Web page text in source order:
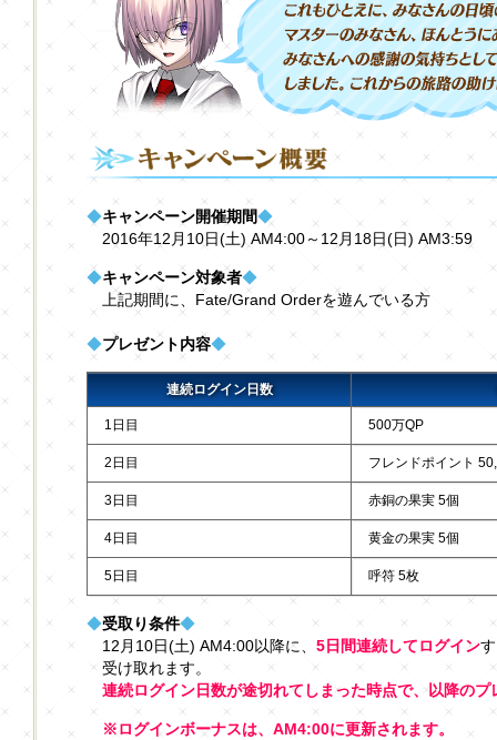
◆キャンペーン開催期間◆
2016年12月10日(土) AM4:00～12月18日(日) AM3:59
◆キャンペーン対象者◆
上記期間に、Fate/Grand Orderを遊んでいる方
◆プレゼント内容◆
連続ログイン日数
1日目 500万QP
2日目 フレンドポイント
3日目 赤銅の果実 5個
4日目 黄金の果実 5個
5日目 呼符 5枚
◆受取り条件◆
12月10日(土) AM4:00以降に、5日間連続してログイン
受け取れます。
連続ログイン日数が途切れてしまった時点で、以降の
※ログインボーナスは、AM4:00に更新されます。